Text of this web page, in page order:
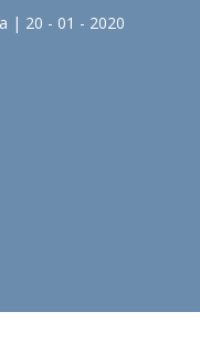
| 20 - 01 - 2020